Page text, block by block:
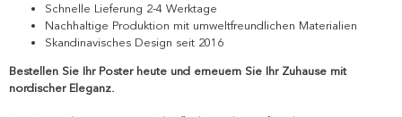
Schnelle Lieferung 2-4 Werktage
Nachhaltige Produktion mit umweltfreundlichen Materialien
Skandinavisches Design seit 2016
Bestellen Sie Ihr Poster heute und erneuern Sie Ihr Zuhause mit
nordischer Eleganz.